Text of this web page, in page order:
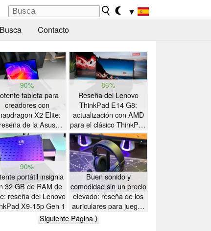
▼
Busca Contacto
90%
tableta para
creadores con
X2 Elite:
reseña de la Asus
ProArt PZ14
86%
Reseña del Lenovo
ThinkPad E14 G8:
actualización con AMD
para el clásico ThinkPad
con gran autonomía
90%
portátil insignia
32 GB de RAM de
reseña del Lenovo
X9-15p Gen 1
Buen sonido y
comodidad sin un precio
elevado: reseña de los
auriculares para juegos
Akko Verge S9 Ultra
Siguiente Página ⟩